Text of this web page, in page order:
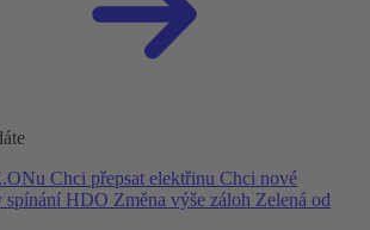
Chci přepsat elektřinu Chci nové
spínání HDO Změna výše záloh Zelená od